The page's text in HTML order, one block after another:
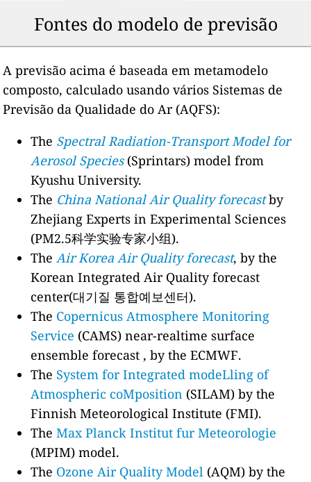
Fontes do modelo de previsão
A previsão acima é baseada em metamodelo
composto, calculado usando vários Sistemas de
Previsão da Qualidade do Ar (AQFS):
The Spectral Radiation-Transport Model for
Aerosol Species(Sprintars) model from
Kyushu University.
The China National Air Quality forecastby
Zhejiang Experts in Experimental Sciences
(PM2.5科学实验专家小组).
TheAir Korea Air Quality forecast, by the
Korean Integrated Air Quality forecast
center(대기질 통합예보센터).
The Copernicus Atmosphere Monitoring
Service (CAMS) near-realtime surface
ensemble forecast , by the ECMWF.
The System for Integrated modeLling of
Atmospheric coMposition (SILAM) by the
Finnish Meteorological Institute (FMI).
TheMax Planck Institut fur Meteorologie
(MPIM) model.
The Ozone Air Quality Model (AQM) by the